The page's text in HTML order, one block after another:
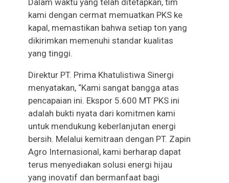
kami dengan cermat memuatkan PKS ke
kapal, memastikan bahwa setiap ton yang
dikirimkan memenuhi standar kualitas
yang tinggi.
Direktur PT. Prima Khatulistiwa Sinergi
menyatakan, “Kami sangat bangga atas
pencapaian ini. Ekspor 5.600 MT PKS ini
adalah bukti nyata dari komitmen kami
untuk mendukung keberlanjutan energi
bersih. Melalui kemitraan dengan PT. Zapin
Agro Internasional, kami berharap dapat
terus menyediakan solusi energi hijau
yang inovatif dan bermanfaat bagi